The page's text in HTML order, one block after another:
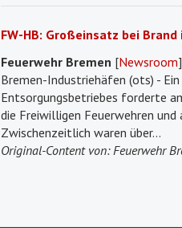
FW-HB: Großeinsatz bei
Feuerwehr Bremen [Newsroom]
Bremen-Industriehäfen (ots) -
Entsorgungsbetriebes forderte
die Freiwilligen Feuerwehren
Zwischenzeitlich waren über...
Original-Content von: Feuerwehr